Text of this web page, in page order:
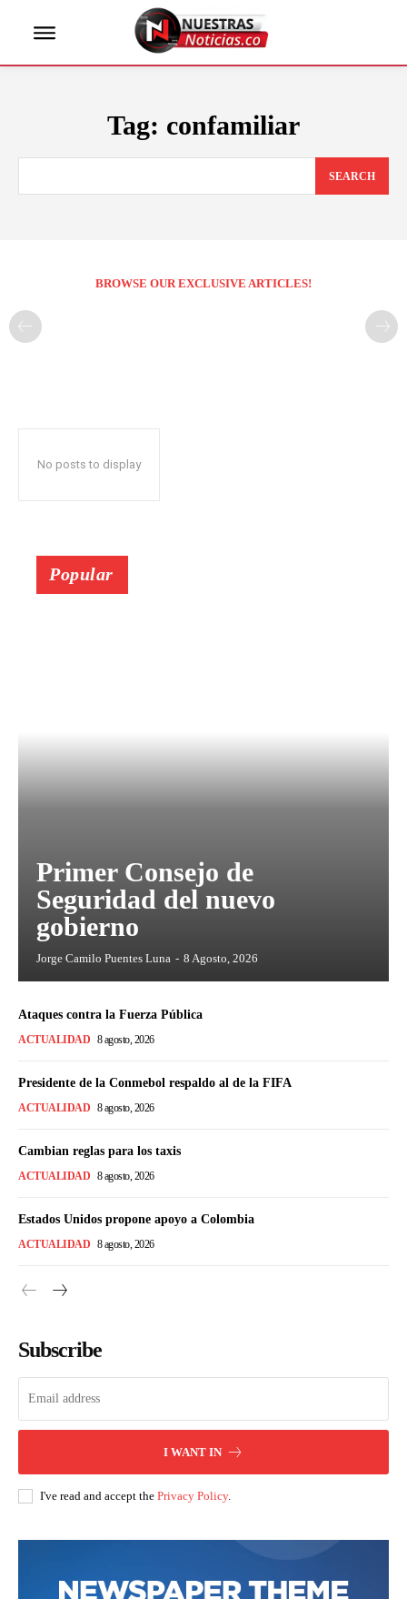
Tag: confamiliar
SEARCH
BROWSE OUR EXCLUSIVE ARTICLES!
No posts to display
Popular
Primer Consejo de
Seguridad del nuevo
gobierno
Jorge Camilo Puentes Luna - 8 Agosto, 2026
Ataques contra la Fuerza Pública
ACTUALIDAD 8 agosto, 2026
Presidente de la Conmebol respaldo al de la FIFA
ACTUALIDAD 8 agosto, 2026
Cambian reglas para los taxis
ACTUALIDAD 8 agosto, 2026
Estados Unidos propone apoyo a Colombia
ACTUALIDAD 8 agosto, 2026
Subscribe
I WANT IN
I've read and accept the Privacy Policy.